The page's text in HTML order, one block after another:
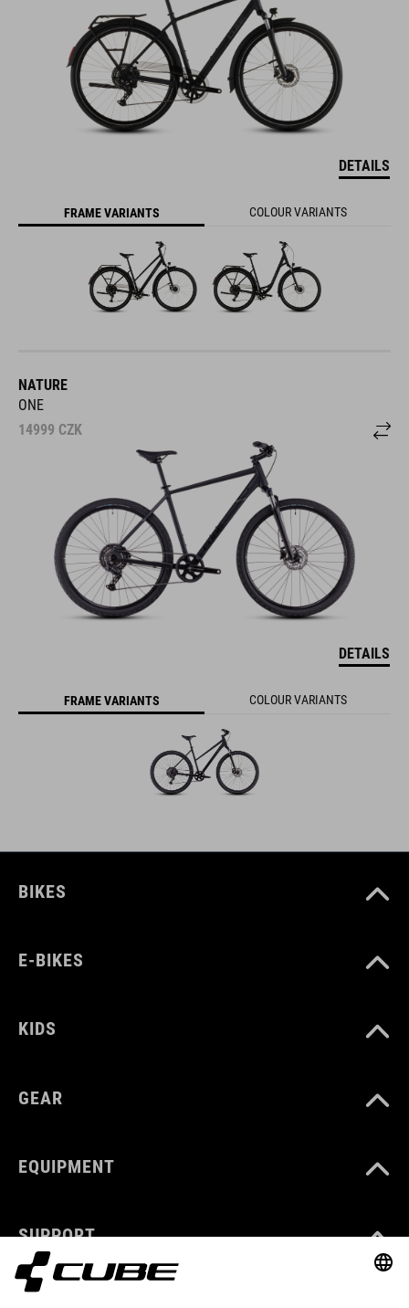
DETAILS
FRAME VARIANTS COLOUR VARIANTS
NATURE
ONE
14999 CZK
DETAILS
FRAME VARIANTS COLOUR VARIANTS
BIKES
E-BIKES
KIDS
GEAR
EQUIPMENT
SUPPORT
ABOUT US